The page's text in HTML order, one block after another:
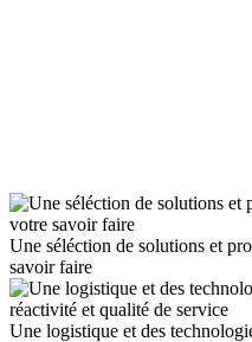
Une séléction de solutions et
savoir faire
Une logistique et des